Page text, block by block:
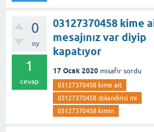
0
oy
1
cevap
03127370458 kime
mesajınız var diyip
kapatıyor
17 Ocak 2020 misafir sordu
03127370458 kime ait
03127370458 dolandirici mi
03127370458 kimin